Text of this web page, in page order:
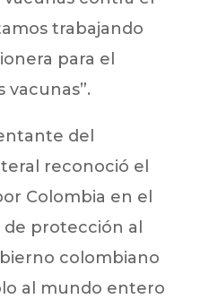
trabajando
para el
vacunas”.
del
reconoció el
Colombia en el
protección al
colombiano
al mundo entero